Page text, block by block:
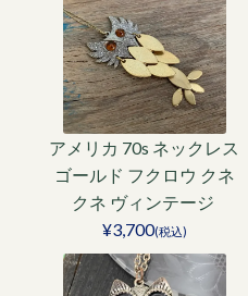
アメリカ 70s ネックレス
ゴールド フクロウ クネ
クネ ヴィンテージ
¥3,700(税込)